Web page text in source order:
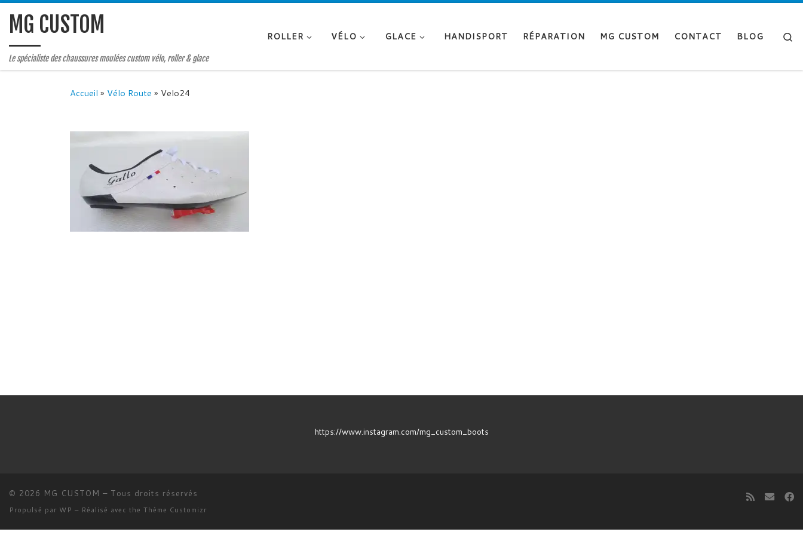
MG CUSTOM
Le spécialiste des chaussures moulées custom vélo, roller & glace
ROLLER VÉLO GLACE HANDISPORT RÉPARATION MG CUSTOM CONTACT BLOG
Accueil » Vélo Route » Velo24
https://www.instagram.com/mg_custom_boots
© 2026 MG CUSTOM – Tous droits réservés
Propulsé par WP – Réalisé avec the Thème Customizr